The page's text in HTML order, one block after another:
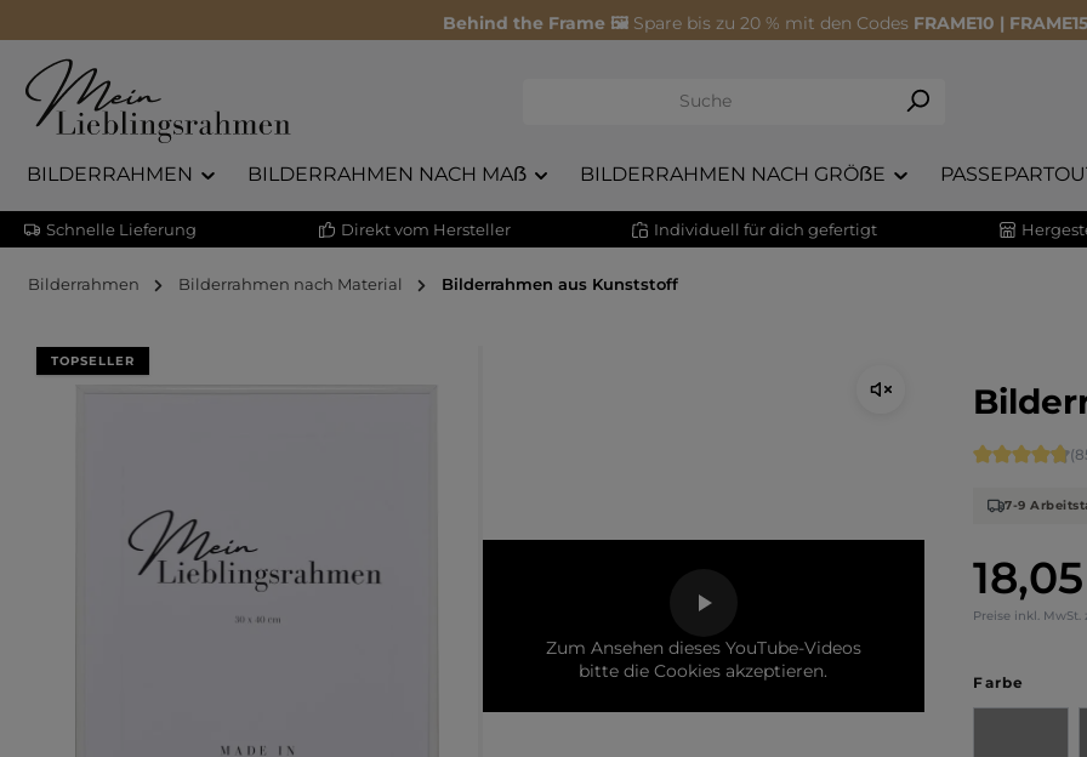
Behind the Frame 🖼️ Spare bis zu 20 % mit den Codes FRAME10 |
BILDERRAHMEN BILDERRAHMEN NACH MAẞ BILDERRAHMEN NACH GRÖẞE
Schnelle Lieferung Direkt vom Hersteller Individuell für dich gefertigt
Bilderrahmen Bilderrahmen nach Material Bilderrahmen aus Kunststoff
Bildergalerie überspringen
TOPSELLER
Zum Ansehen dieses YouTube-Videos
bitte die Cookies akzeptieren.
Regulärer
Preise inkl. MwSt.
7-9
Farbe